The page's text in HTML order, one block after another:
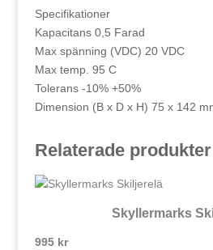
Specifikationer
Kapacitans 0,5 Farad
Max spänning (VDC) 20 VDC
Max temp. 95 C
Tolerans -10% +50%
Dimension (B x D x H) 75 x 142
Relaterade produkter
Skyllermarks
995 kr